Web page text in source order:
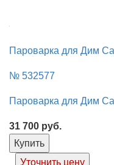
Пароварка для Дим
№ 532577
Пароварка для Дим
31 700 руб.
Купить
Уточнить цену